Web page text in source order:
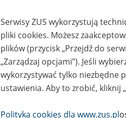
Rodzaj wydarzenia
Obszar merytoryczny
Opis wydarzenia
Serwisy ZUS wykorzystują
pliki cookies. Możesz
plików (przycisk „Przejdź do
„Zarządzaj opcjami”). Jeśli
wykorzystywać tylko niezbędne
ustawienia. Aby to zrobić, kliknij
Polityka cookies dla www.zus.pl